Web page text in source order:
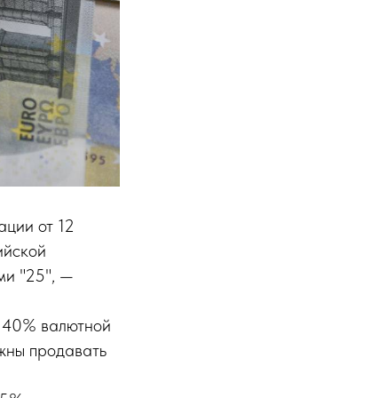
от 12
"25", —
40% валютной
продавать